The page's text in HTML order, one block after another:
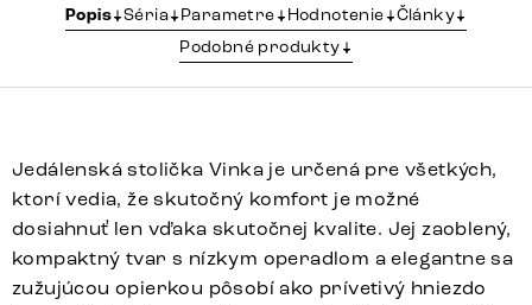
Popis Séria Parametre Hodnotenie
Články
Podobné produkty
Jedálenská stolička Vinka je určená pre všetkých,
ktorí vedia, že skutočný komfort je možné
dosiahnuť len vďaka skutočnej kvalite. Jej zaoblený,
kompaktný tvar s nízkym operadlom a elegantne sa
zužujúcou opierkou pôsobí ako prívetivý hniezdo